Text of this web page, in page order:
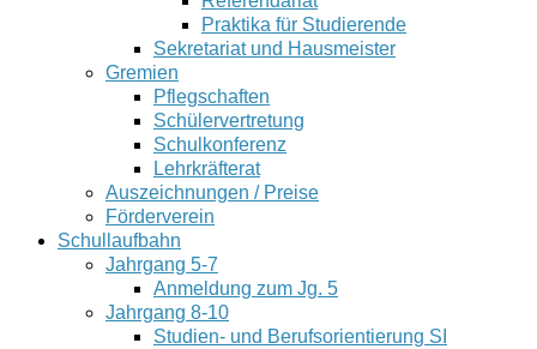
Praktika für Studierende
Sekretariat und Hausmeister
Gremien
Pflegschaften
Schülervertretung
Schulkonferenz
Lehrkräfterat
Auszeichnungen / Preise
Förderverein
Schullaufbahn
Jahrgang 5-7
Anmeldung zum Jg. 5
Jahrgang 8-10
Studien- und Berufsorientierung SI